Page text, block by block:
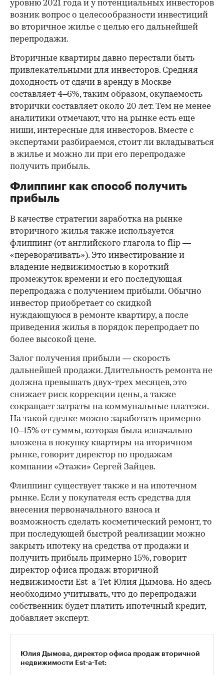
уровню 2021 года и у потенциальных инвесторов
возник вопрос о целесообразности инвестиций
во вторичное жилье с целью его дальнейшей
перепродажи.
Вторичные квартиры давно перестали быть
привлекательными для инвесторов. Средняя
доходность от сдачи в аренду в Москве
составляет 4–6%, таким образом, окупаемость
вторички составляет около 20 лет. Тем не менее
аналитики отмечают, что на рынке есть еще
ниши, интересные для инвесторов. Вместе с
экспертами разбираемся, стоит ли вкладываться
в жилье и можно ли при его перепродаже
получить прибыль.
Флиппинг как способ получить
прибыль
В качестве стратегии заработка на рынке
вторичного жилья также используется
флиппинг (от английского глагола to flip —
«переворачивать»). Это инвестирование и
владение недвижимостью в короткий
промежуток времени и его последующая
перепродажа с получением прибыли. Обычно
инвестор приобретает со скидкой
нуждающуюся в ремонте квартиру, а после
приведения жилья в порядок перепродает по
более высокой цене.
Залог получения прибыли — скорость
дальнейшей продажи. Длительность ремонта не
должна превышать двух-трех месяцев, это
снижает риск коррекции цены, а также
сокращает затраты на коммунальные платежи.
На такой сделке можно заработать примерно
10–15% от суммы, которая была изначально
вложена в покупку квартиры на вторичном
рынке, говорит директор по продажам
компании «Этажи» Сергей Зайцев.
Флиппинг существует также и на ипотечном
рынке. Если у покупателя есть средства для
внесения первоначального взноса и
возможность сделать косметический ремонт, то
при последующей быстрой реализации можно
закрыть ипотеку на средства от продажи и
получить прибыль примерно 15%, говорит
директор офиса продаж вторичной
недвижимости Est-a-Tet Юлия Дымова. Но здесь
необходимо учитывать, что до перепродажи
собственник будет платить ипотечный кредит,
добавляет эксперт.
Юлия Дымова, директор офиса продаж вторичной
недвижимости Est-a-Tet: